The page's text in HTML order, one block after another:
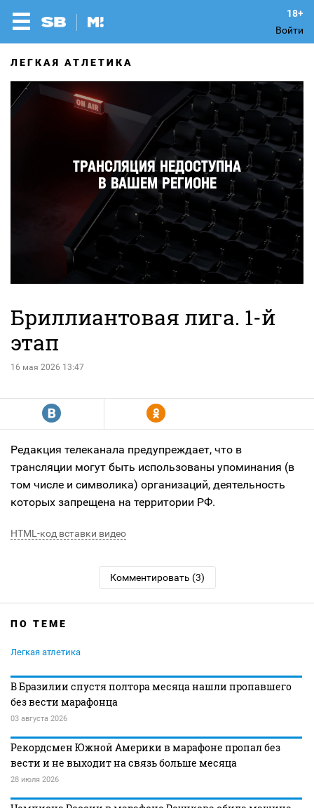
Войти
ЛЕГКАЯ АТЛЕТИКА
Бриллиантовая лига. 1-й
этап
16 мая 2026 13:47
R Y
Редакция телеканала предупреждает, что в
трансляции могут быть использованы упоминания (в
том числе и символика) организаций, деятельность
которых запрещена на территории РФ.
HTML-код вставки видео
Комментировать (3)
ПО ТЕМЕ
Легкая атлетика
В Бразилии спустя полтора месяца нашли пропавшего
без вести марафонца
03 августа 2026
Рекордсмен Южной Америки в марафоне пропал без
вести и не выходит на связь больше месяца
28 июля 2026